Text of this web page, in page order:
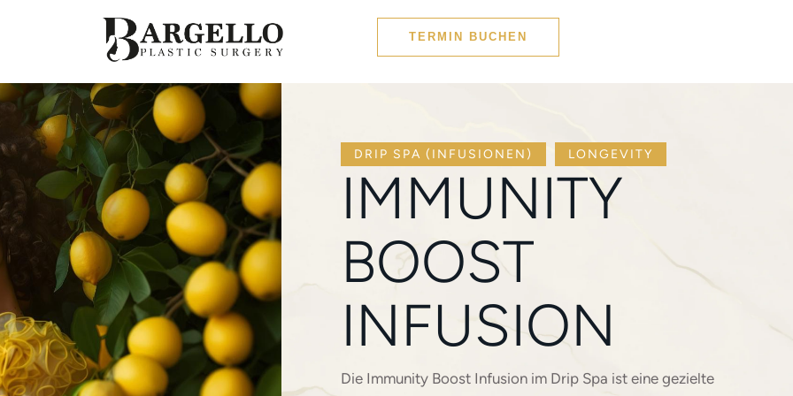
TERMIN BUCHEN
DRIP SPA (INFUSIONEN) LONGEVITY
IMMUNITY
BOOST
INFUSION
Die Immunity Boost Infusion im Drip Spa ist eine gezielte